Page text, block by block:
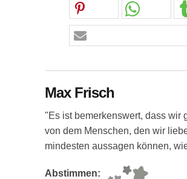
Max Frisch
"Es ist bemerkenswert, dass wir
von dem Menschen, den wir
mindesten aussagen können,
Abstimmen: